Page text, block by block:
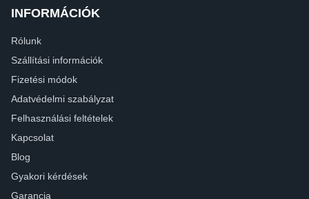
INFORMÁCIÓK
Rólunk
Szállítási információk
Fizetési módok
Adatvédelmi szabályzat
Felhasználási feltételek
Kapcsolat
Blog
Gyakori kérdések
Garancia